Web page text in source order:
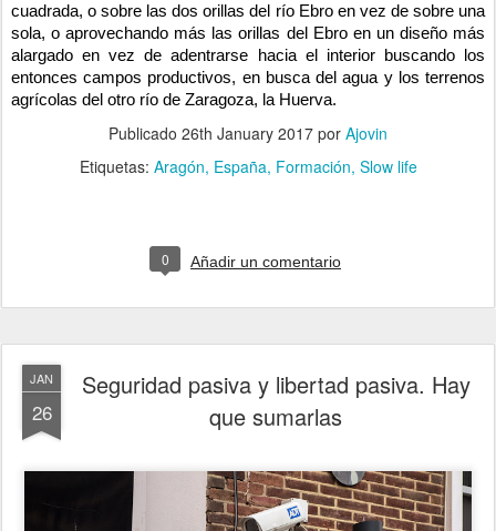
cuadrada, o sobre las dos orillas del río Ebro en vez de sobre una
sola, o aprovechando más las orillas del Ebro en un diseño más
alargado en vez de adentrarse hacia el interior buscando los
entonces campos productivos, en busca del agua y los terrenos
agrícolas del otro río de Zaragoza, la Huerva.
Publicado 26th January 2017 por Ajovin
Etiquetas: Aragón España Formación Slow life
0 Añadir un comentario
JAN
26
Seguridad pasiva y libertad pasiva. Hay
que sumarlas